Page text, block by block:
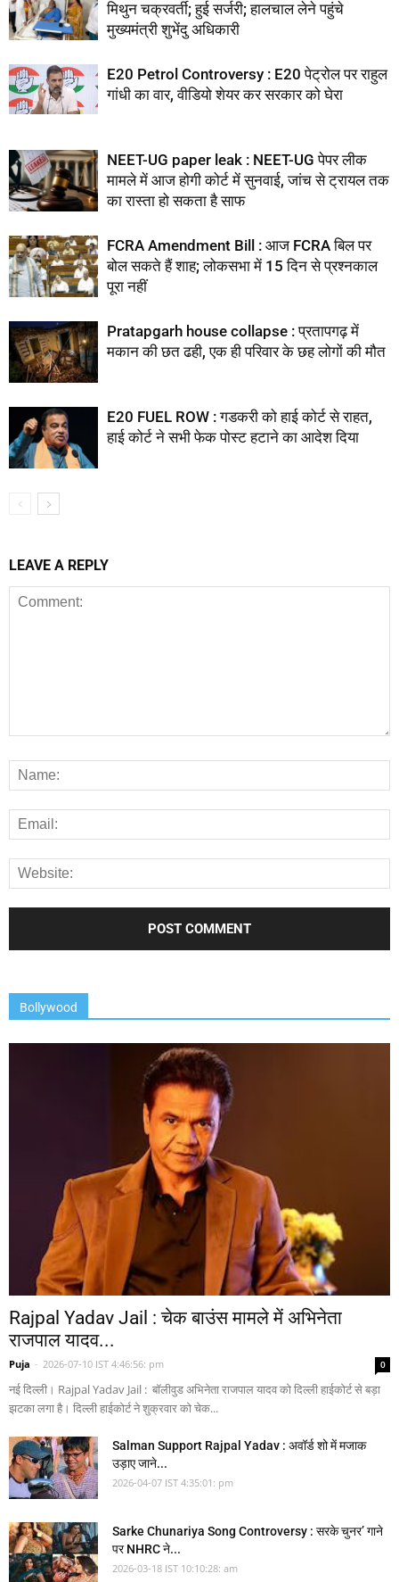
मिथुन चक्रवर्ती; हुई सर्जरी; हालचाल लेने पहुंचे
मुख्यमंत्री शुभेंदु अधिकारी
E20 Petrol Controversy : E20 पेट्रोल पर राहुल
गांधी का वार, वीडियो शेयर कर सरकार को घेरा
NEET-UG paper leak : NEET-UG पेपर लीक
मामले में आज होगी कोर्ट में सुनवाई, जांच से ट्रायल तक
का रास्ता हो सकता है साफ
FCRA Amendment Bill : आज FCRA बिल पर
बोल सकते हैं शाह; लोकसभा में 15 दिन से प्रश्नकाल
पूरा नहीं
Pratapgarh house collapse : प्रतापगढ़ में
मकान की छत ढही, एक ही परिवार के छह लोगों की मौत
E20 FUEL ROW : गडकरी को हाई कोर्ट से राहत,
हाई कोर्ट ने सभी फेक पोस्ट हटाने का आदेश दिया
LEAVE A REPLY
Bollywood
Rajpal Yadav Jail : चेक बाउंस मामले में अभिनेता
राजपाल यादव...
Puja - 2026-07-10 IST 4:46:56: pm 0
नई दिल्ली। Rajpal Yadav Jail : बॉलीवुड अभिनेता राजपाल यादव को दिल्ली हाईकोर्ट से बड़ा
झटका लगा है। दिल्ली हाईकोर्ट ने शुक्रवार को चेक...
Salman Support Rajpal Yadav : अवॉर्ड शो में मजाक
उड़ाए जाने...
2026-04-07 IST 4:35:01: pm
Sarke Chunariya Song Controversy : सरके चुनर’ गाने
पर NHRC ने...
2026-03-18 IST 10:10:28: am